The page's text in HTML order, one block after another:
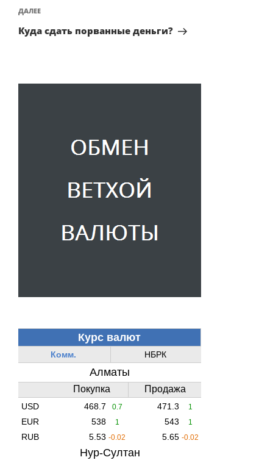
Следующая
запись
ДАЛЕЕ
Куда сдать порванные деньги?